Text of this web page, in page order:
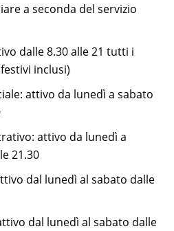
a seconda del servizio
dalle 8.30 alle 21 tutti i
inclusi)
attivo da lunedì a sabato
attivo da lunedì a
21.30
dal lunedì al sabato dalle
dal lunedì al sabato dalle